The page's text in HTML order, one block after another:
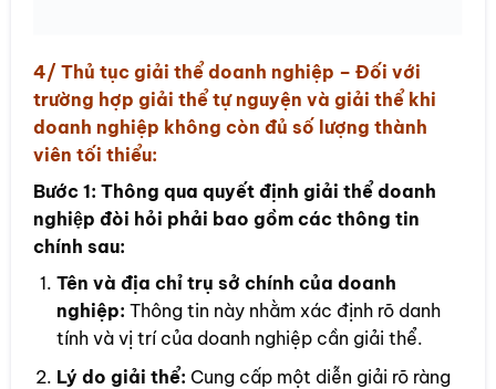
4/ Thủ tục giải thể doanh nghiệp – Đối với
trường hợp giải thể tự nguyện và giải thể khi
doanh nghiệp không còn đủ số lượng thành
viên tối thiểu:
Bước 1: Thông qua quyết định giải thể doanh
nghiệp đòi hỏi phải bao gồm các thông tin
chính sau:
Tên và địa chỉ trụ sở chính của doanh
nghiệp: Thông tin này nhằm xác định rõ danh
tính và vị trí của doanh nghiệp cần giải thể.
Lý do giải thể: Cung cấp một diễn giải rõ ràng